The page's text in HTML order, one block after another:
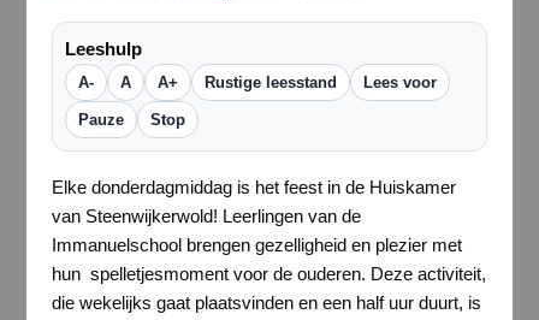
Leeshulp
A- A A+ Rustige leesstand Lees voor
Pauze Stop
Elke donderdagmiddag is het feest in de Huiskamer
van Steenwijkerwold! Leerlingen van de
Immanuelschool brengen gezelligheid en plezier met
hun spelletjesmoment voor de ouderen. Deze activiteit,
die wekelijks gaat plaatsvinden en een half uur duurt, is